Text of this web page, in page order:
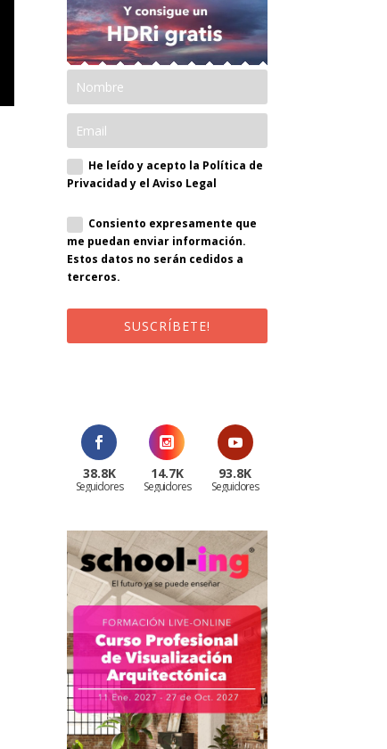
He leído y acepto la Política de
Privacidad y el Aviso Legal
Consiento expresamente que
me puedan enviar información.
Estos datos no serán cedidos a
terceros.
SUSCRÍBETE!
38.8K
Seguidores
14.7K
Seguidores
93.8K
Seguidores